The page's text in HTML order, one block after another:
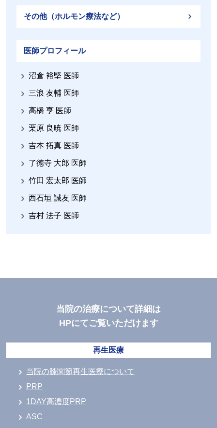
その他（ホルモン療法など）
医師プロフィール
沼倉 裕堅 医師
三浪 友輔 医師
高橋 亨 医師
栗原 良暁 医師
吉本 拓真 医師
了徳寺 大郎 医師
竹田 宏太郎 医師
西石垣 誠友 医師
吉村 法子 医師
当院の治療について詳細は
HPにてご覧いただけます
再生医療
当院の膝関節再生医療について
PRP
1DAY高濃度PRP
ASC